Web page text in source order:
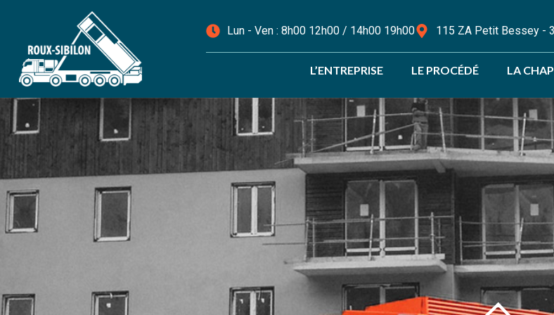
Lun - Ven : 8h00 12h00 / 14h00 19h00 115 ZA Petit Bessey -
L’ENTREPRISE LE PROCÉDÉ LA